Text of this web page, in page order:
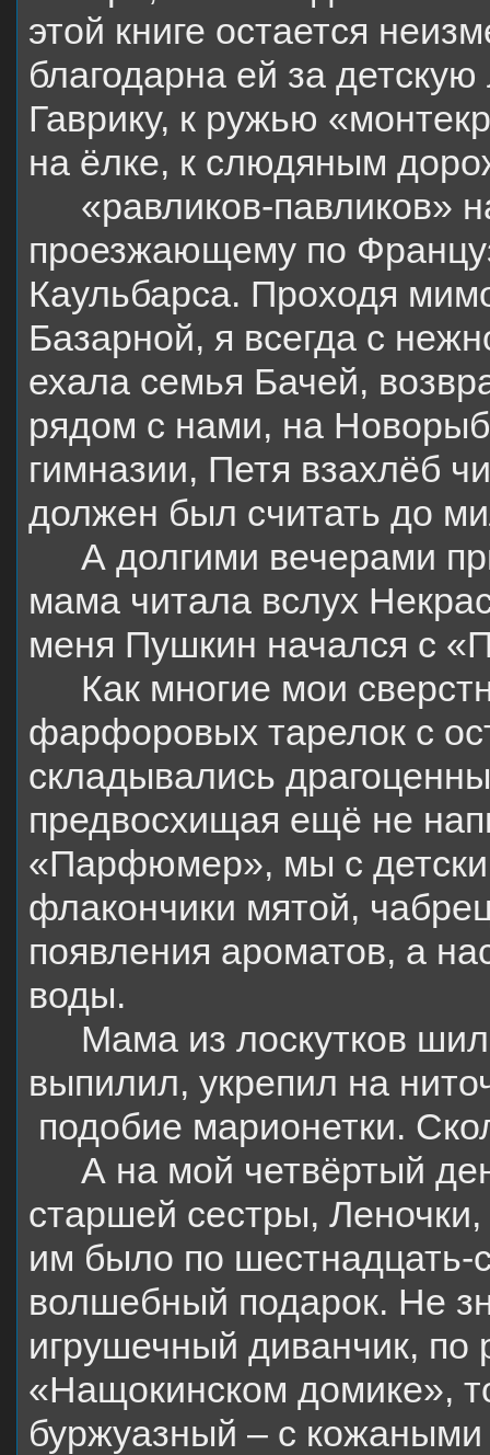
этой книге остается
благодарна ей за
Гаврику, к ружью
на ёлке, к слюдяным
«равликов-павликов»
проезжающему по
Каульбарса. Проходя
Базарной, я всегда с
ехала семья Бачей,
рядом с нами, на
гимназии, Петя взахлёб
должен был считать до
А долгими вечерами
мама читала вслух
меня Пушкин начался с
Как многие мои
фарфоровых тарелок с
складывались
предвосхищая ещё не
«Парфюмер», мы с
флакончики мятой,
появления ароматов, а
воды.
Мама из лоскутков
выпилил, укрепил на
подобие марионетки.
А на мой четвёртый
старшей сестры,
им было по шестнадцать-
волшебный подарок. Не
игрушечный диванчик,
«Нащокинском домике»,
буржуазный – с